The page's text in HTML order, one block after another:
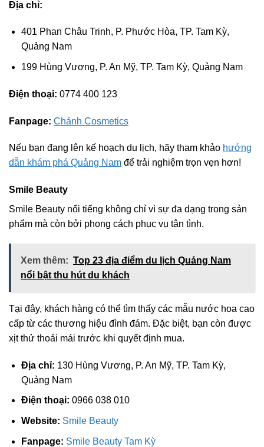
Địa chỉ:
401 Phan Châu Trinh, P. Phước Hòa, TP. Tam Kỳ,
Quảng Nam
199 Hùng Vương, P. An Mỹ, TP. Tam Kỳ, Quảng Nam
Điện thoại: 0774 400 123
Fanpage: Chảnh Cosmetics
Nếu bạn đang lên kế hoạch du lịch, hãy tham khảo hướng
dẫn khám phá Quảng Nam để trải nghiệm trọn vẹn hơn!
Smile Beauty
Smile Beauty nổi tiếng không chỉ vì sự đa dạng trong sản
phẩm mà còn bởi phong cách phục vụ tận tình.
Xem thêm: Top 23 địa điểm du lịch Quảng Nam
nổi bật thu hút du khách
Tại đây, khách hàng có thể tìm thấy các mẫu nước hoa cao
cấp từ các thương hiệu đình đám. Đặc biệt, bạn còn được
xịt thử thoải mái trước khi quyết định mua.
Địa chỉ: 130 Hùng Vương, P. An Mỹ, TP. Tam Kỳ,
Quảng Nam
Điện thoại: 0966 038 010
Website: Smile Beauty
Fanpage: Smile Beauty Tam Kỳ